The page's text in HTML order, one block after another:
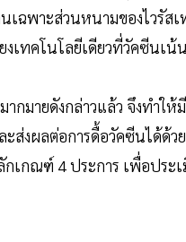
พาะส่วนหนามของไวรัสเ
เทคโนโลยีเดียวที่วัคซีนเ
มายดังกล่าวแล้ว จึงทำให้
ส่งผลต่อการดื้อวัคซีนได้ด้วย
เกณฑ์ 4 ประการ เพื่อประ